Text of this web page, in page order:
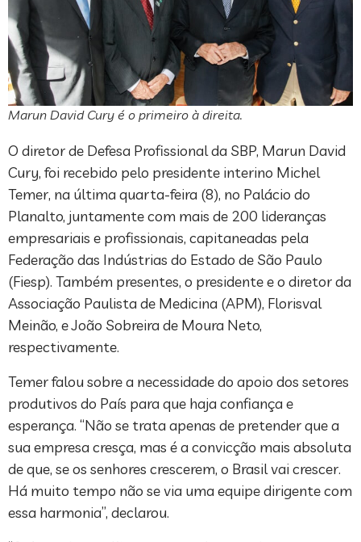
Marun David Cury é o primeiro à direita.
O diretor de Defesa Profissional da SBP, Marun David
Cury, foi recebido pelo presidente interino Michel
Temer, na última quarta-feira (8), no Palácio do
Planalto, juntamente com mais de 200 lideranças
empresariais e profissionais, capitaneadas pela
Federação das Indústrias do Estado de São Paulo
(Fiesp). Também presentes, o presidente e o diretor da
Associação Paulista de Medicina (APM), Florisval
Meinão, e João Sobreira de Moura Neto,
respectivamente.
Temer falou sobre a necessidade do apoio dos setores
produtivos do País para que haja confiança e
esperança. “Não se trata apenas de pretender que a
sua empresa cresça, mas é a convicção mais absoluta
de que, se os senhores crescerem, o Brasil vai crescer.
Há muito tempo não se via uma equipe dirigente com
essa harmonia”, declarou.